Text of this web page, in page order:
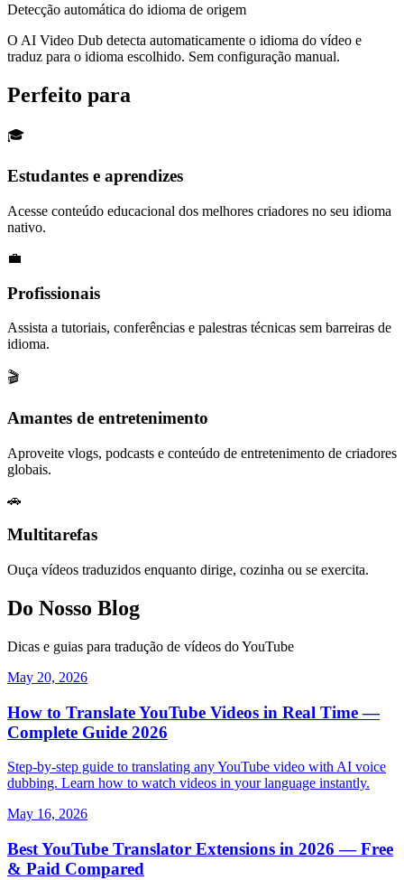
Detecção automática do idioma de origem
O AI Video Dub detecta automaticamente o idioma do vídeo e
traduz para o idioma escolhido. Sem configuração manual.
Perfeito para
🎓
Estudantes e aprendizes
Acesse conteúdo educacional dos melhores criadores no seu idioma
nativo.
💼
Profissionais
Assista a tutoriais, conferências e palestras técnicas sem barreiras de
idioma.
🎬
Amantes de entretenimento
Aproveite vlogs, podcasts e conteúdo de entretenimento de criadores
globais.
🚗
Multitarefas
Ouça vídeos traduzidos enquanto dirige, cozinha ou se exercita.
Do Nosso Blog
Dicas e guias para tradução de vídeos do YouTube
May 20, 2026
How to Translate YouTube Videos in Real Time —
Complete Guide 2026
Step-by-step guide to translating any YouTube video with AI voice
dubbing. Learn how to watch videos in your language instantly.
May 16, 2026
Best YouTube Translator Extensions in 2026 — Free
& Paid Compared